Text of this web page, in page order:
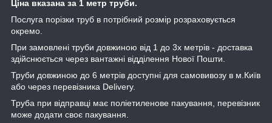
Ціна вказана за 1 метр труби.
Послуга порізки труб в потрібний розмір розраховується
окремо.
При замовлені труби довжиною від 1 до 3х метрів - доставка
здійснюється через вантажні відділення Нової Пошти.
Труби довжиною до 6 метрів доступні для самовивозу в м.Київ
або через перевізника Delivery.
Труба при відправці має поліетиленове пакування, перевізник
може додати своє пакування.